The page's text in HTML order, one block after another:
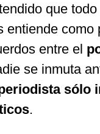
que
entiende como
entre el
se inmuta
sólo
.